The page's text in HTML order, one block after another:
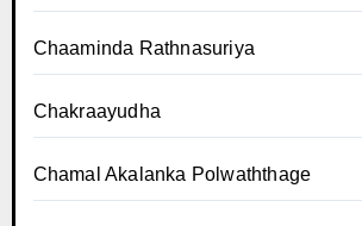
Chaaminda Rathnasuriya
Chakraayudha
Chamal Akalanka Polwaththage